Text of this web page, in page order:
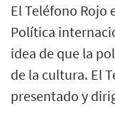
El Teléfono Rojo
Política
idea de que la
de la cultura. El
presentado y